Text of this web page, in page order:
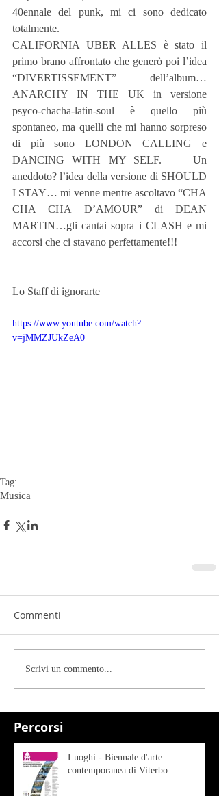
Percorsi
40ennale del punk, mi ci sono dedicato
totalmente.
CALIFORNIA UBER ALLES è stato il
primo brano affrontato che generò poi l’idea
“DIVERTISSEMENT” dell’album…
ANARCHY IN THE UK in versione
psyco-chacha-latin-soul è quello più
spontaneo, ma quelli che mi hanno sorpreso
di più sono LONDON CALLING e
DANCING WITH MY SELF.    Un
aneddoto? l’idea della versione di SHOULD
I STAY… mi venne mentre ascoltavo “CHA
CHA CHA D’AMOUR” di DEAN
MARTIN…gli cantai sopra i CLASH e mi
accorsi che ci stavano perfettamente!!!
Lo Staff di ignorarte
https://www.youtube.com/watch?
v=jMMZJUkZeA0
Tag:
Musica
Commenti
Scrivi un commento...
Luoghi - Biennale d'arte
contemporanea di Viterbo